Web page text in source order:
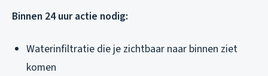
Binnen 24 uur actie nodig:
Waterinfiltratie die je zichtbaar naar binnen ziet
komen